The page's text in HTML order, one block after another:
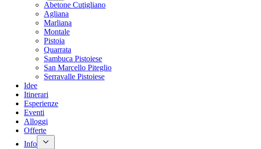
Abetone Cutigliano
Agliana
Marliana
Montale
Pistoia
Quarrata
Sambuca Pistoiese
San Marcello Piteglio
Serravalle Pistoiese
Idee
Itinerari
Esperienze
Eventi
Alloggi
Offerte
Info